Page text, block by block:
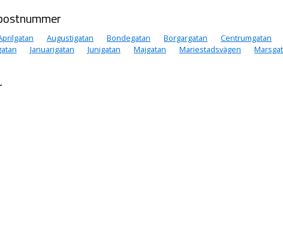
Augustigatan Bondegatan Borgargatan Centrumgatan
Januarigatan Junigatan Majgatan Mariestadsvägen